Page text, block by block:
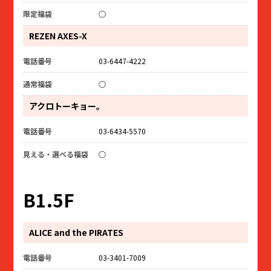
○
REZEN AXES-X
03-6447-4222
○
アクロトーキョー。
03-6434-5570
○
B1.5F
ALICE and the PIRATES
03-3401-7009